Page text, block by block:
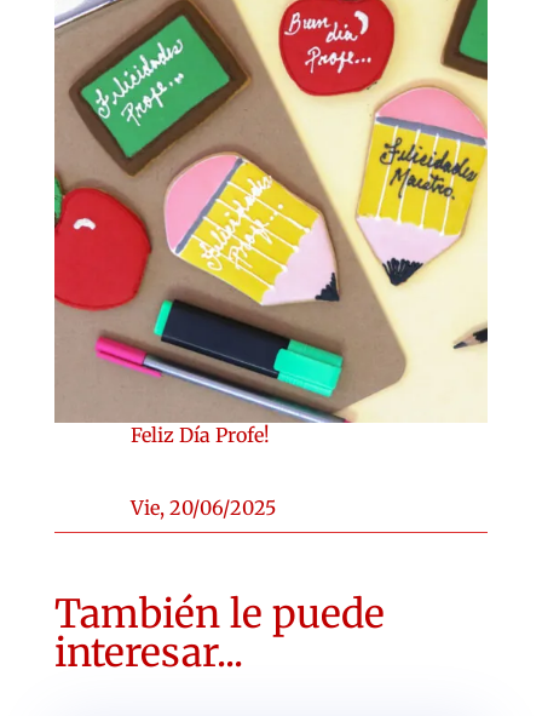
Feliz Día Profe!
Vie, 20/06/2025
También le puede
interesar...